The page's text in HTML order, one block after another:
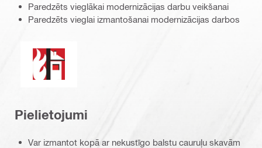
Paredzēts vieglākai modernizācijas darbu veikšanai
Paredzēts vieglai izmantošanai modernizācijas darbos
Fireresistance.eps (51753)
Pielietojumi
Var izmantot kopā ar nekustīgo balstu cauruļu skavām